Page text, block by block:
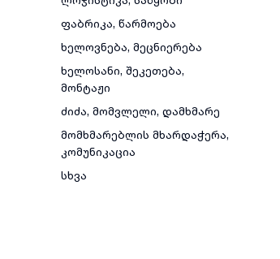
ფაბრიკა, წარმოება
ხელოვნება, მეცნიერება
ხელოსანი, შეკეთება,
მონტაჟი
ძიძა, მომვლელი, დამხმარე
მომხმარებლის მხარდაჭერა,
კომუნიკაცია
სხვა